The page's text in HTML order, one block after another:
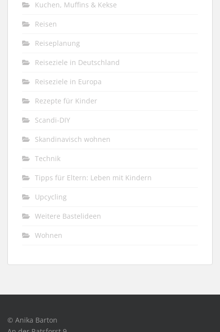
Kuchen, Muffins & Kekse
Reisen
Reiseplanung
Reiseziele in Deutschland
Reiseziele in Europa
Rezepte für Kinder
Scandi-DIY
Skandinavisch wohnen
Technik
Tipps für Eltern: Leben mit Kindern
Upcycling
Weitere Bastelideen
Wohnen
© Anika Barton